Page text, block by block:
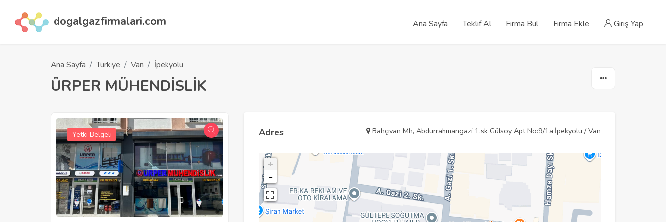
dogalgazfirmalari.com Ana Sayfa Teklif Al Firma Bul Firma Ekle Giriş Yap
Ana Sayfa Türkiye Van İpekyolu
ÜRPER MÜHENDİSLİK
Yetki Belgeli Adres Bahçıvan Mh, Abdurrahmangazi 1.sk Gülsoy Apt No:9/1a İpekyolu / Van
+
-